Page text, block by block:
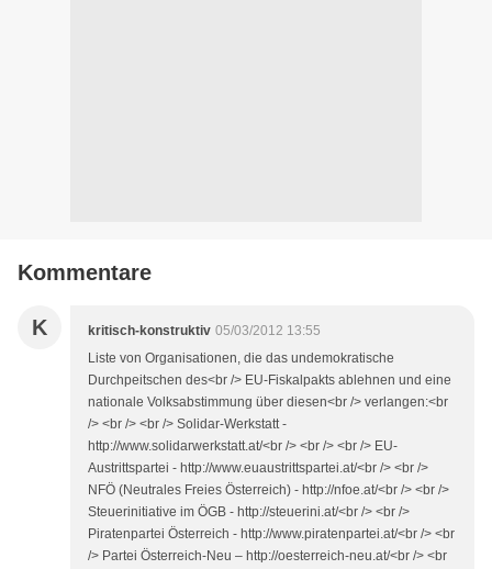
Kommentare
K kritisch-konstruktiv 05/03/2012 13:55
Liste von Organisationen, die das undemokratische
Durchpeitschen des<br /> EU-Fiskalpakts ablehnen und eine
nationale Volksabstimmung über diesen<br /> verlangen:<br
/> <br /> <br /> Solidar-Werkstatt -
http://www.solidarwerkstatt.at/<br /> <br /> <br /> EU-
Austrittspartei - http://www.euaustrittspartei.at/<br /> <br />
NFÖ (Neutrales Freies Österreich) - http://nfoe.at/<br /> <br />
Steuerinitiative im ÖGB - http://steuerini.at/<br /> <br />
Piratenpartei Österreich - http://www.piratenpartei.at/<br /> <br
/> Partei Österreich-Neu – http://oesterreich-neu.at/<br /> <br